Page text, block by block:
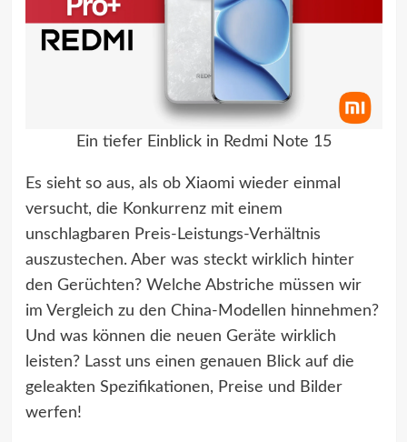
Ein tiefer Einblick in Redmi Note 15
Es sieht so aus, als ob Xiaomi wieder einmal
versucht, die Konkurrenz mit einem
unschlagbaren Preis-Leistungs-Verhältnis
auszustechen. Aber was steckt wirklich hinter
den Gerüchten? Welche Abstriche müssen wir
im Vergleich zu den China-Modellen hinnehmen?
Und was können die neuen Geräte wirklich
leisten? Lasst uns einen genauen Blick auf die
geleakten Spezifikationen, Preise und Bilder
werfen!